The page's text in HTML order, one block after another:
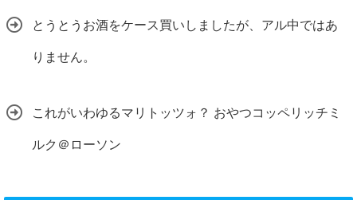
とうとうお酒をケース買いしましたが、アル中ではあ
りません。
これがいわゆるマリトッツォ？ おやつコッペリッチミ
ルク＠ローソン